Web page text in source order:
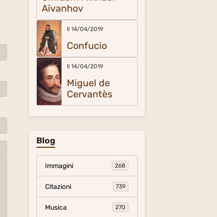
Aïvanhov
Il 14/04/2019
Confucio
Il 14/04/2019
Miguel de
Cervantès
Blog
Immagini 268
Citazioni 739
Musica 270